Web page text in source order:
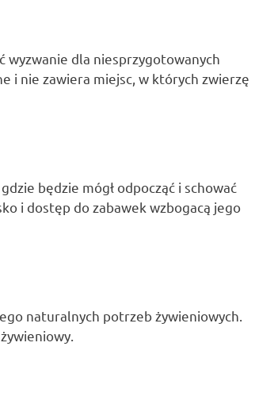
wyzwanie dla niesprzygotowanych
i nie zawiera miejsc, w których zwierzę
będzie mógł odpocząć i schować
i dostęp do zabawek wzbogacą jego
naturalnych potrzeb żywieniowych.